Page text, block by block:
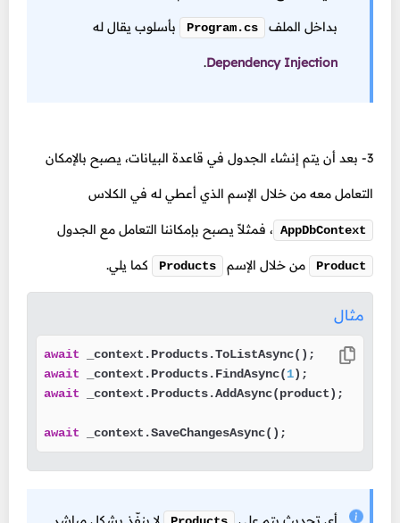
بداخل الملف Program.cs بأسلوب يقال له
Dependency Injection
.
3- بعد أن يتم إنشاء الجدول في قاعدة البيانات، يصبح بالإمكان
التعامل معه من خلال الإسم الذي أعطي له في الكلاس
AppDbContext ، فمثلاً يصبح بإمكاننا التعامل مع الجدول
Product من خلال الإسم Products كما يلي.
مثال
await
await _context.Products.FindAsync(1
await _context.Products.AddAsync(product);
await _context.SaveChangesAsync();